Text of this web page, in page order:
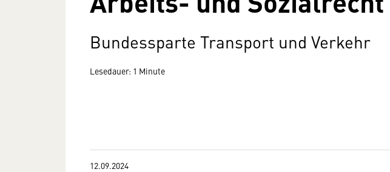
Bundessparte Transport und Verkehr
Lesedauer: 1 Minute
12.09.2024